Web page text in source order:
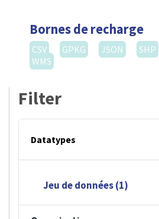
Bornes de recharge
CSV GPKG JSON SHP
WMS
Filter
Datatypes
Jeu de données (1)